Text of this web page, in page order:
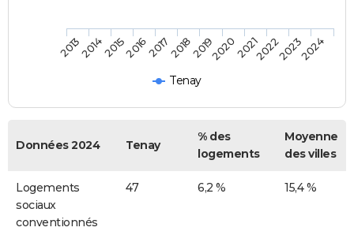
Tenay
201320142015201620172018201920202021202220232024
Données 2024 Tenay
% des
logements
Moyenne
des villes
Logements
sociaux
conventionnés
47 6,2 % 15,4 %